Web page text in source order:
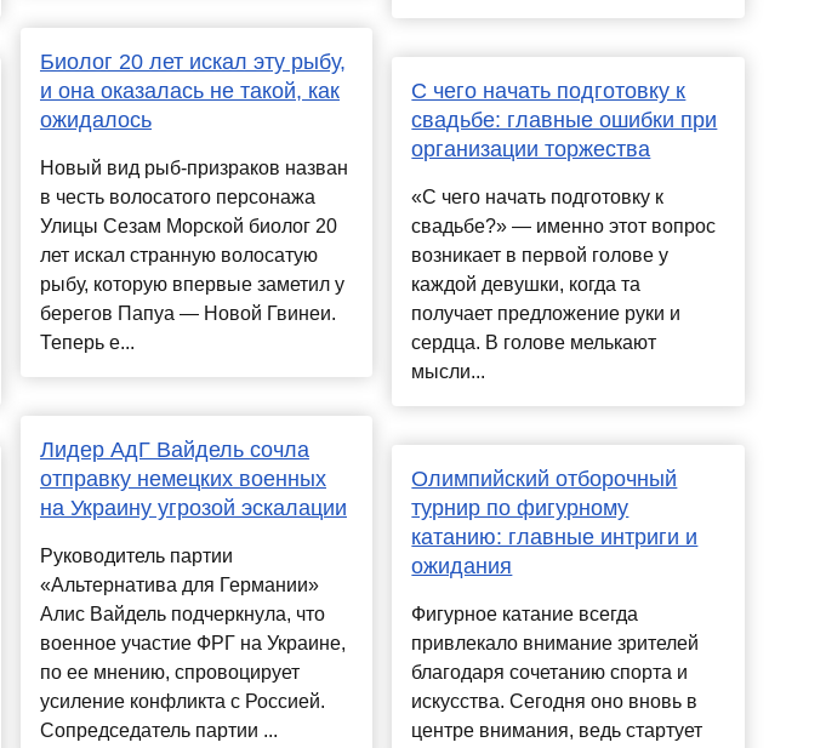
Биолог 20 лет искал эту рыбу,
и она оказалась не такой, как
ожидалось
Новый вид рыб-призраков назван
в честь волосатого персонажа
Улицы Сезам Морской биолог 20
лет искал странную волосатую
рыбу, которую впервые заметил у
берегов Папуа — Новой Гвинеи.
Теперь е...
Лидер АдГ Вайдель сочла
отправку немецких военных
на Украину угрозой эскалации
Руководитель партии
«Альтернатива для Германии»
Алис Вайдель подчеркнула, что
военное участие ФРГ на Украине,
по ее мнению, спровоцирует
усиление конфликта с Россией.
Сопредседатель партии ...
С чего начать подготовку к
свадьбе: главные ошибки при
организации торжества
«С чего начать подготовку к
свадьбе?» — именно этот вопрос
возникает в первой голове у
каждой девушки, когда та
получает предложение руки и
сердца. В голове мелькают
мысли...
Олимпийский отборочный
турнир по фигурному
катанию: главные интриги и
ожидания
Фигурное катание всегда
привлекало внимание зрителей
благодаря сочетанию спорта и
искусства. Сегодня оно вновь в
центре внимания, ведь стартует